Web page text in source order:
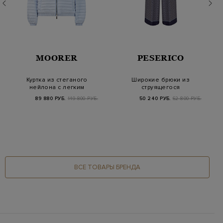
MOORER
Куртка из стеганого
нейлона с легким
89 880 РУБ. 149 800 РУБ.
PESERICO
Широкие брюки из
струящегося
принто…
50 240 РУБ. 62 800 РУБ.
ВСЕ ТОВАРЫ БРЕНДА